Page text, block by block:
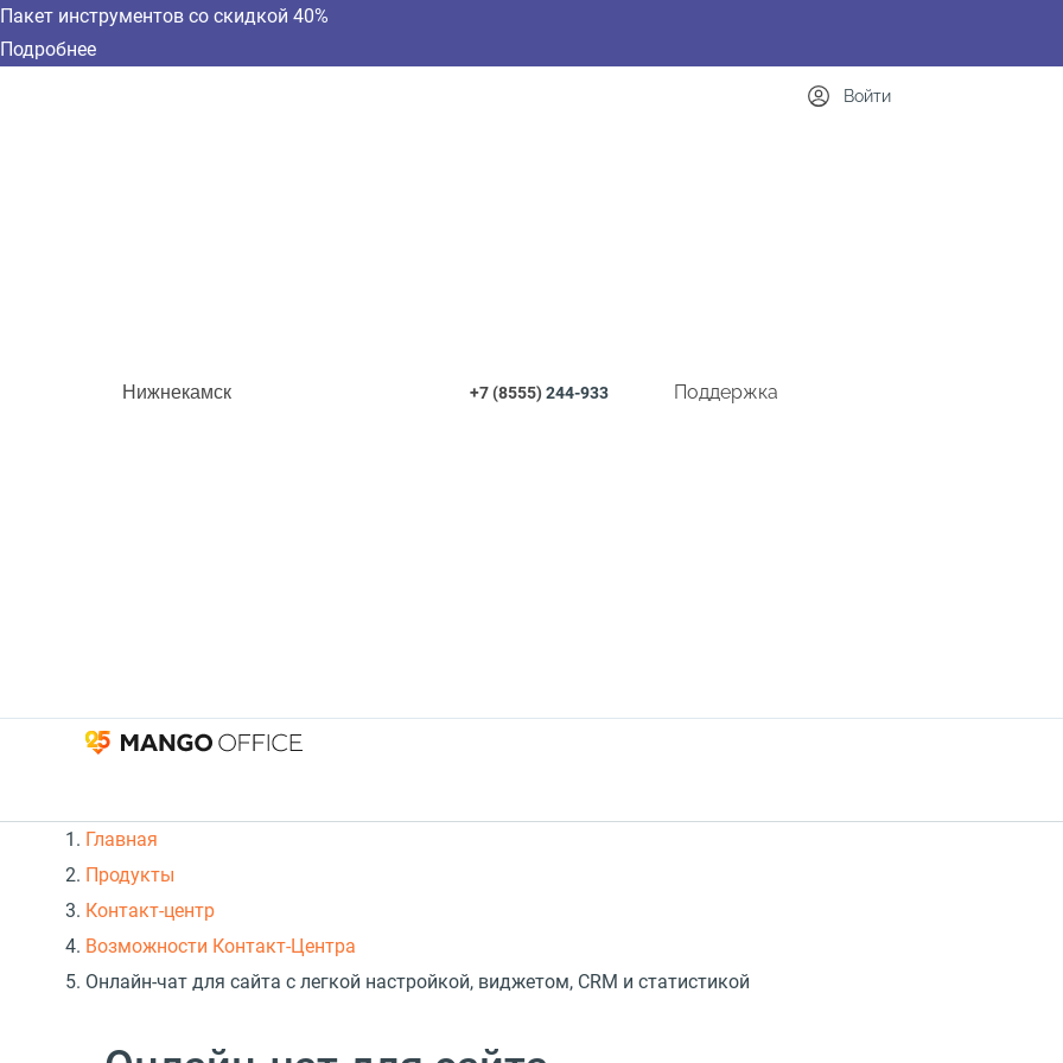
Пакет инструментов со скидкой 40%
Подробнее
Нижнекамск +7 (8555)244-933 Поддержка
Войти
Главная
Продукты
Контакт-центр
Возможности Контакт-Центра
Онлайн-чат для сайта с легкой настройкой, виджетом, CRM и статистикой